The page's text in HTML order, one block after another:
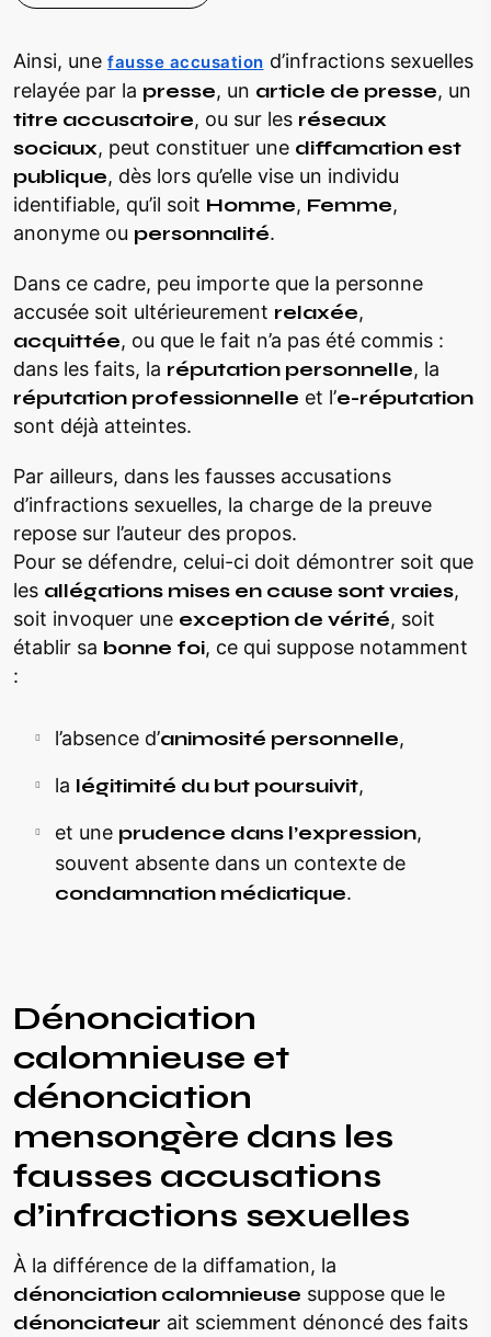
Ainsi, une fausse accusation d’infractions sexuelles
relayée par la presse, un article de presse, un
titre accusatoire, ou sur les réseaux
sociaux, peut constituer une diffamation est
publique, dès lors qu’elle vise un individu
identifiable, qu’il soit Homme, Femme,
anonyme ou personnalité.
Dans ce cadre, peu importe que la personne
accusée soit ultérieurement relaxée,
acquittée, ou que le fait n’a pas été commis :
dans les faits, la réputation personnelle, la
réputation professionnelle et l’e-réputation
sont déjà atteintes.
Par ailleurs, dans les fausses accusations
d’infractions sexuelles, la charge de la preuve
repose sur l’auteur des propos.
Pour se défendre, celui-ci doit démontrer soit que
les allégations mises en cause sont vraies,
soit invoquer une exception de vérité, soit
établir sa bonne foi, ce qui suppose notamment
:
l’absence d’animosité personnelle,
la légitimité du but poursuivit,
et une prudence dans l’expression,
souvent absente dans un contexte de
condamnation médiatique.
Dénonciation
calomnieuse et
dénonciation
mensongère dans les
fausses accusations
d’infractions sexuelles
À la différence de la diffamation, la
dénonciation calomnieuse suppose que le
dénonciateur ait sciemment dénoncé des faits